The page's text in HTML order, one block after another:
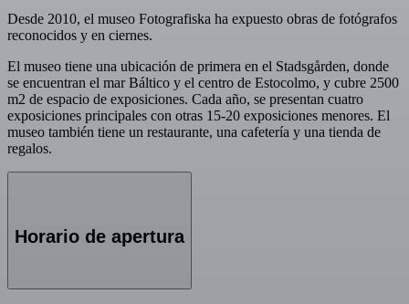
Desde 2010, el museo Fotografiska ha expuesto obras de fotógrafos
reconocidos y en ciernes.
El museo tiene una ubicación de primera en el Stadsgården, donde
se encuentran el mar Báltico y el centro de Estocolmo, y cubre 2500
m2 de espacio de exposiciones. Cada año, se presentan cuatro
exposiciones principales con otras 15-20 exposiciones menores. El
museo también tiene un restaurante, una cafetería y una tienda de
regalos.
Horario de apertura